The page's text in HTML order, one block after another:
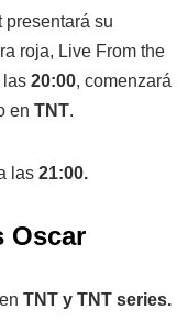
presentará su
roja, Live From the
las 20:00, comenzará
en TNT.
las 21:00.
Oscar
TNT y TNT series.